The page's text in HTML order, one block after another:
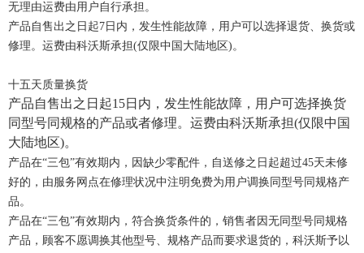
无理由运费由用户自行承担。
产品自售出之日起7日内，发生性能故障，用户可以选择退货、换货或
修理。运费由科沃斯承担(仅限中国大陆地区)。
十五天质量换货
产品自售出之日起15日内，发生性能故障，用户可选择换货
同型号同规格的产品或者修理。运费由科沃斯承担(仅限中国
大陆地区)。
产品在“三包”有效期内，因缺少零配件，自送修之日起超过45天未修
好的，由服务网点在修理状况中注明免费为用户调换同型号同规格产
品。
产品在“三包”有效期内，符合换货条件的，销售者因无同型号同规格
产品，顾客不愿调换其他型号、规格产品而要求退货的，科沃斯予以